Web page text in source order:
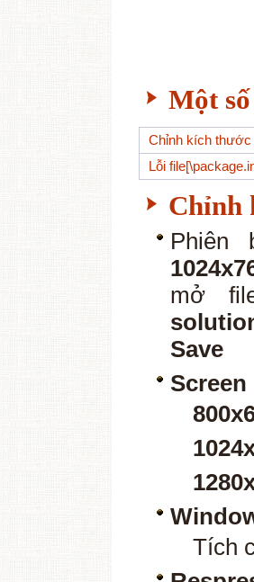
Một
Chỉnh kích
Lỗi
Chỉnh
mở
Save
Tích